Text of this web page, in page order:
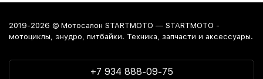
2019-2026 © Мотосалон STARTMOTO — STARTMOTO -
мотоциклы, энудро, питбайки. Техника, запчасти и аксессуары.
+7 934 888-09-75